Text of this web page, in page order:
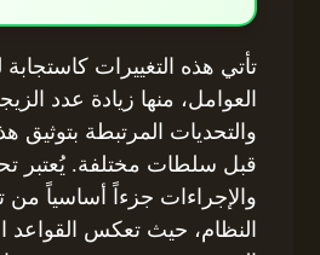
تأتي هذه التغييرات
العوامل، منها زيادة عدد
والتحديات المرتبطة بتوثيق
قبل سلطات مختلفة. يُعتبر
والإجراءات جزءاً أساسياً من
النظام، حيث تعكس القواعد